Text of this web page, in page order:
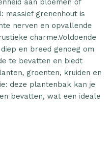
aan bloemen of
massief grenenhout is
nerven en opvallende
charme.Voldoende
en breed genoeg om
te bevatten en biedt
groenten, kruiden en
deze plantenbak kan je
bevatten, wat een ideale